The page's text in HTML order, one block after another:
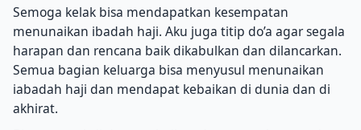
Semoga kelak bisa mendapatkan kesempatan
menunaikan ibadah haji. Aku juga titip do’a agar segala
harapan dan rencana baik dikabulkan dan dilancarkan.
Semua bagian keluarga bisa menyusul menunaikan
iabadah haji dan mendapat kebaikan di dunia dan di
akhirat.